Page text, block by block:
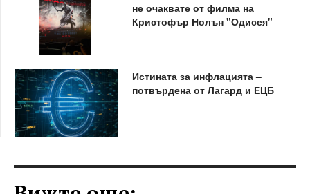
не очаквате от филма на
Кристофър Нолън "Одисея"
Истината за инфлацията –
потвърдена от Лагард и ЕЦБ